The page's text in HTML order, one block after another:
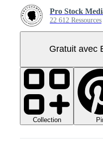
Pro Stock
22 612 Ressources
Gratuit avec
Collection